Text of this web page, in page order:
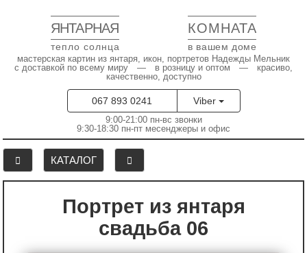
ЯНТАРНАЯ КОМНАТА
тепло солнца в вашем доме
мастерская картин из янтаря, икон, портретов Надежды Мельник
с доставкой по всему миру — в розницу и оптом — красиво,
качественно, доступно
067 893 0241 Viber
9:00-21:00 пн-вс звонки
9:30-18:30 пн-пт месенджеры и офис
КАТАЛОГ
Портрет из янтаря
свадьба 06